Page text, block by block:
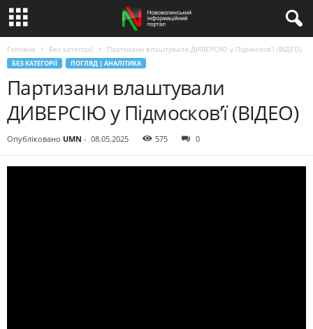
Головна Без категорії Партизани влаштували ДИВЕРСІЮ у Підмосков’ї (ВІДЕО)
БЕЗ КАТЕГОРІЇ ПОГЛЯД | АНАЛІТИКА
Партизани влаштували
ДИВЕРСІЮ у Підмосков’ї (ВІДЕО)
Опубліковано UMN - 08.05.2025 575 0